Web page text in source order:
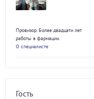
Провизор. Более двадцати лет
работы в фармации.
О специалисте
Гость